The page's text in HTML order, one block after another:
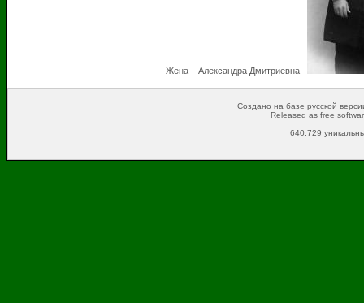
Жена Александра Дмитриевна
Создано на базе русской
Released as free
640,729